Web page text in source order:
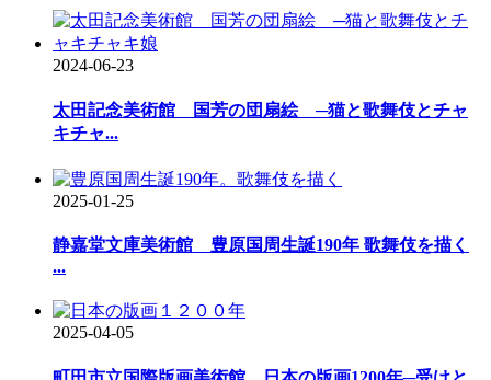
2024-06-23
太田記念美術館 国芳の団扇絵 ─猫と歌舞伎とチャ
キチャ...
2025-01-25
静嘉堂文庫美術館 豊原国周生誕190年 歌舞伎を描く
...
2025-04-05